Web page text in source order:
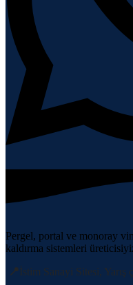
Pergel, portal ve monoray
kaldırma sistemleri
📍 İstim Sanayi Sitesi, Yarış